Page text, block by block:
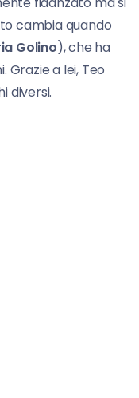
cambia quando
Golino), che ha
Grazie a lei, Teo
diversi.